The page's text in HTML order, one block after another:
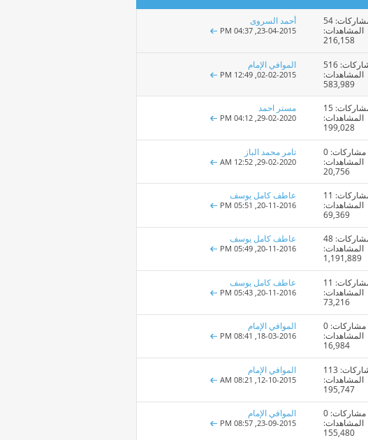
54
المشاهدات:
216,158
أحمد السروى
23-04-2015,
04:37 PM
516
المشاهدات:
583,989
الموافي الإمام
02-02-2015,
12:49 PM
15
المشاهدات:
199,028
مستر احمد
29-02-2020,
04:12 PM
مشاركات: 0
المشاهدات:
20,756
تامر محمد الباز
29-02-2020,
12:52 AM
11
المشاهدات:
69,369
عاطف كامل يوسف
20-11-2016,
05:51 PM
48
المشاهدات:
1,191,889
عاطف كامل يوسف
20-11-2016,
05:49 PM
11
المشاهدات:
73,216
عاطف كامل يوسف
20-11-2016,
05:43 PM
مشاركات: 0
المشاهدات:
16,984
الموافي الإمام
18-03-2016,
08:41 PM
113
المشاهدات:
195,747
الموافي الإمام
12-10-2015,
08:21 AM
مشاركات: 0
المشاهدات:
155,480
الموافي الإمام
23-09-2015,
08:57 PM